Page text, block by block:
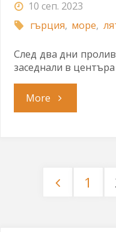
10 сеп. 2023
гърция, море,
След два дни
заседнали в
More"Заседнали
1